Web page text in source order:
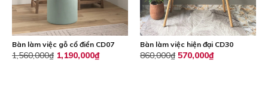
Bàn làm việc gỗ cổ điển CD07
1,560,000₫ Giá
1,190,000₫Giá
Bàn làm việc hiện đại CD30
860,000₫ Giá
570,000₫Giá